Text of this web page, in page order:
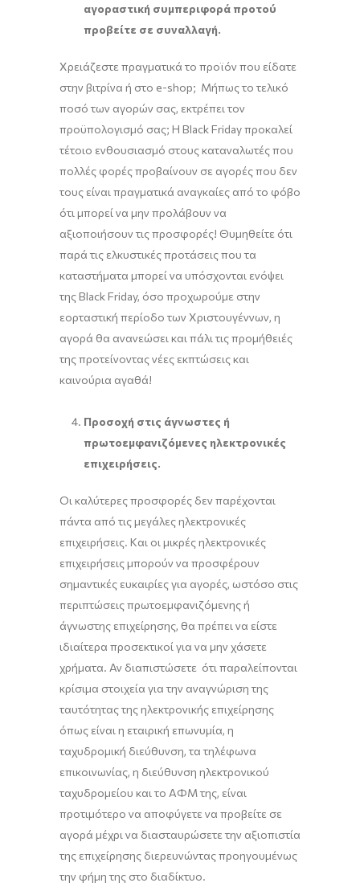
αγοραστική συμπεριφορά προτού
προβείτε σε συναλλαγή.
Χρειάζεστε πραγματικά το προϊόν που είδατε
στην βιτρίνα ή στο e-shop; Μήπως το τελικό
ποσό των αγορών σας, εκτρέπει τον
προϋπολογισμό σας; Η Black Friday προκαλεί
τέτοιο ενθουσιασμό στους καταναλωτές που
πολλές φορές προβαίνουν σε αγορές που δεν
τους είναι πραγματικά αναγκαίες από το φόβο
ότι μπορεί να μην προλάβουν να
αξιοποιήσουν τις προσφορές! Θυμηθείτε ότι
παρά τις ελκυστικές προτάσεις που τα
καταστήματα μπορεί να υπόσχονται ενόψει
της Black Friday, όσο προχωρούμε στην
εορταστική περίοδο των Χριστουγέννων, η
αγορά θα ανανεώσει και πάλι τις προμήθειές
της προτείνοντας νέες εκπτώσεις και
καινούρια αγαθά!
Προσοχή στις άγνωστες ή
πρωτοεμφανιζόμενες ηλεκτρονικές
επιχειρήσεις.
Οι καλύτερες προσφορές δεν παρέχονται
πάντα από τις μεγάλες ηλεκτρονικές
επιχειρήσεις. Kαι οι μικρές ηλεκτρονικές
επιχειρήσεις μπορούν να προσφέρουν
σημαντικές ευκαιρίες για αγορές, ωστόσο στις
περιπτώσεις πρωτοεμφανιζόμενης ή
άγνωστης επιχείρησης, θα πρέπει να είστε
ιδιαίτερα προσεκτικοί για να μην χάσετε
χρήματα. Αν διαπιστώσετε ότι παραλείπονται
κρίσιμα στοιχεία για την αναγνώριση της
ταυτότητας της ηλεκτρονικής επιχείρησης
όπως είναι η εταιρική επωνυμία, η
ταχυδρομική διεύθυνση, τα τηλέφωνα
επικοινωνίας, η διεύθυνση ηλεκτρονικού
ταχυδρομείου και το ΑΦΜ της, είναι
προτιμότερο να αποφύγετε να προβείτε σε
αγορά μέχρι να διασταυρώσετε την αξιοπιστία
της επιχείρησης διερευνώντας προηγουμένως
την φήμη της στο διαδίκτυο.